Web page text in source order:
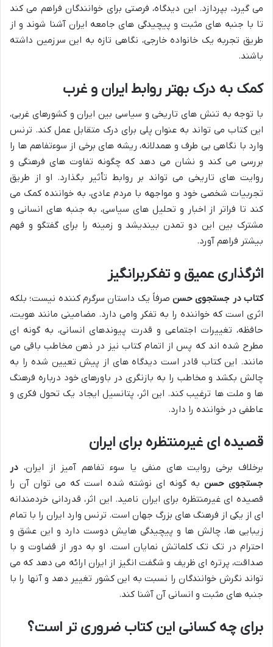
می گیرد، بپردازد. این دیدگاه، فرصتی برای خوانندگان فراهم می کند
تا با جنبه های مثبت و پیچیدگی های جامعه ایران آشنا شوند و از
طریق تجربه یک خانواده خارجی، نگاهی تازه به این سرزمین داشته
باشند.
کمک به درک بهتر روابط ایران و غرب
با توجه به تنش های تاریخی و سیاسی بین ایران و کشورهای غربی،
این کتاب می تواند به عنوان پلی برای درک متقابل عمل کند. ترنس
وارد با نگاهی بی طرف و همدلانه، ریشه های برخی از سوءتفاهم ها را
بررسی می کند و نشان می دهد که چگونه تفاوت های فرهنگی و
روایت های تاریخی می تواند بر روابط تأثیر بگذارد. او از طریق
تجربیات شخصی خود و مواجهه با مردم عادی، به خواننده کمک می
کند تا فراتر از اخبار و تحلیل های سیاسی، به جنبه های انسانی و
مشترک بین این دو تمدن بیندیشد و زمینه را برای گفتگو و فهم
بیشتر فراهم آورد.
اثرگذاری عمیق و تفکربرانگیز
کتاب در جستجوی حسنصرفاً یک داستان سرگرم کننده نیست؛ بلکه
اثری است که خواننده را به تفکر وامی دارد. مضامینی مانند هویت،
حافظه، تغییرات اجتماعی و قدرت پیوندهای انسانی، به گونه ای
مطرح شده اند که پس از اتمام کتاب نیز در ذهن مخاطب باقی می
مانند. این کتاب قادر است دیدگاه های از پیش تعیین شده را به
چالش بکشد و مخاطب را به بازنگری در باورهای خود درباره فرهنگ
ها و ملت ها ترغیب کند. این اثر، پتانسیل ایجاد یک تحول فکری و
عاطفی در خواننده را دارد.
قصیده ای غیرمنتظره برای ایران
برخلاف برخی روایت های منفی یا سوء تفاهم آمیز از ایران، در
جستجوی حسن به گونه ای نوشته شده است که می توان آن را
قصیده ای غیرمنتظره برای ایران نامید. این اثر، قدردانی خردمندانه
ای از یکی از فرهنگ های بزرگ جهان است. ترنس وارد ایران را با تمام
زیبایی ها، چالش ها و پیچیدگی هایش دوست دارد و این عشق و
احترام در تک تک کلماتش نمایان است. او به دور از قضاوت و با
صداقت، پرتره ای ظریف و شگفت انگیز از ایران ارائه می دهد که می
تواند نگرش خوانندگان را نسبت به این کشور تغییر دهد و آنها را با
جنبه های مثبت و انسانی آن آشنا کند.
برای چه کسانی این کتاب ضروری تر است؟